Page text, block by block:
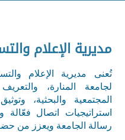
مديرية الإعلام
تُعنى
مديرية الإعلام
لجامعة المنارة، والتعريف
المجتمعية والبحثية،
استراتيجيات اتصال
رسالة الجامعة ويعزز من